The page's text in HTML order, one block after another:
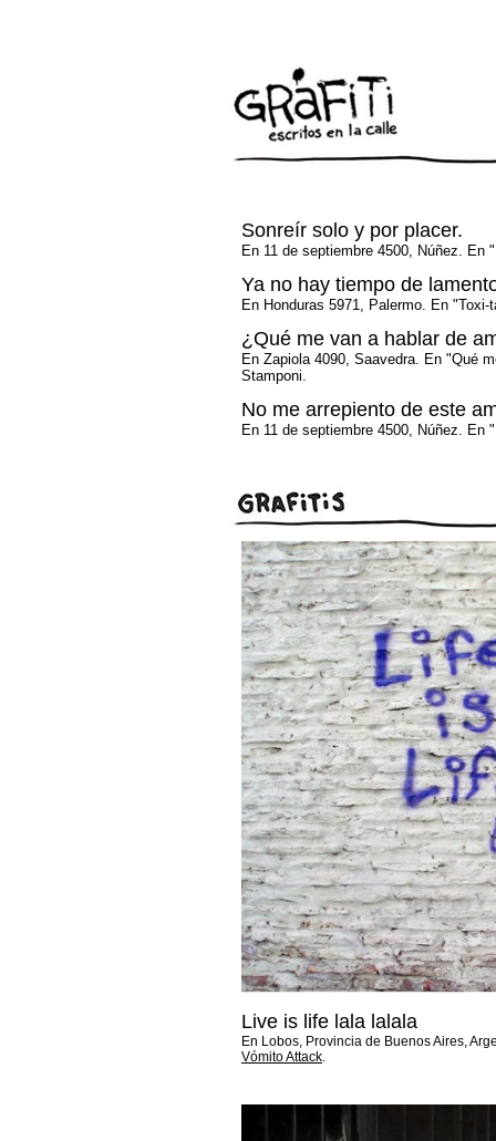
Sonreír solo y por placer.
En 11 de septiembre 4500, Núñez. En
Ya no hay tiempo de
En Honduras 5971, Palermo. En
¿Qué me van a hablar de
En Zapiola 4090, Saavedra. En "Qué
Stamponi.
No me arrepiento de este
En 11 de septiembre 4500, Núñez. En
Live is life lala lalala
En Lobos, Provincia de Buenos Aires,
Vómito Attack.